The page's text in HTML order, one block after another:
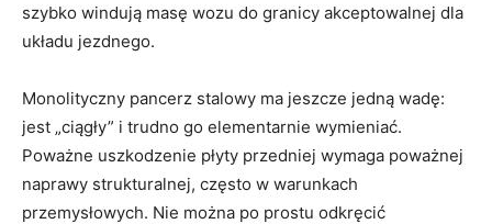
szybko windują masę wozu do granicy akceptowalnej dla
układu jezdnego.
Monolityczny pancerz stalowy ma jeszcze jedną wadę:
jest „ciągły” i trudno go elementarnie wymieniać.
Poważne uszkodzenie płyty przedniej wymaga poważnej
naprawy strukturalnej, często w warunkach
przemysłowych. Nie można po prostu odkręcić